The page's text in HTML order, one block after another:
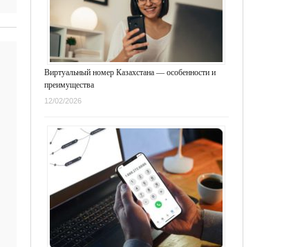
Виртуальный номер Казахстана — особенности и
преимущества
12/02/2026